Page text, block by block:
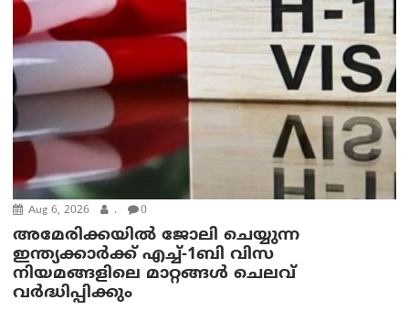
Aug 6, 2026 . 0
അമേരിക്കയില്‍ ജോലി ചെയ്യുന്ന
ഇന്ത്യക്കാർക്ക് എച്ച്-1ബി വിസ
നിയമങ്ങളിലെ മാറ്റങ്ങൾ ചെലവ്
വർദ്ധിപ്പിക്കും